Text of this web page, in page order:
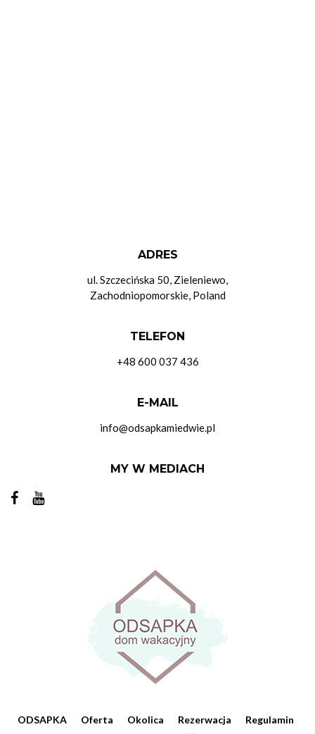
ADRES
ul. Szczecińska 50, Zieleniewo,
Zachodniopomorskie, Poland
TELEFON
+48 600 037 436
E-MAIL
info@odsapkamiedwie.pl
MY W MEDIACH
ODSAPKA Oferta Okolica Rezerwacja
Regulamin